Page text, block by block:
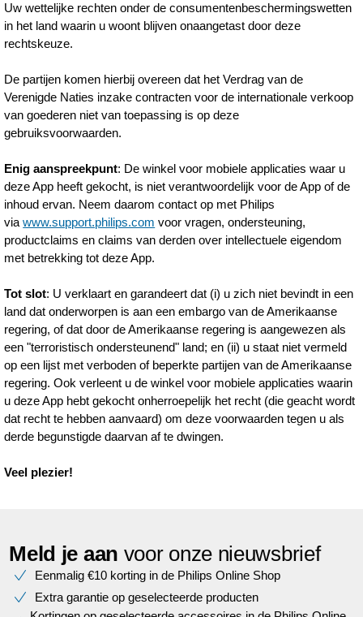
Uw wettelijke rechten onder de consumentenbeschermingswetten
in het land waarin u woont blijven onaangetast door deze
rechtskeuze.
De partijen komen hierbij overeen dat het Verdrag van de
Verenigde Naties inzake contracten voor de internationale verkoop
van goederen niet van toepassing is op deze
gebruiksvoorwaarden.
Enig aanspreekpunt: De winkel voor mobiele applicaties waar u
deze App heeft gekocht, is niet verantwoordelijk voor de App of de
inhoud ervan. Neem daarom contact op met Philips
viawww.support.philips.com voor vragen, ondersteuning,
productclaims en claims van derden over intellectuele eigendom
met betrekking tot deze App.
Tot slot: U verklaart en garandeert dat (i) u zich niet bevindt in een
land dat onderworpen is aan een embargo van de Amerikaanse
regering, of dat door de Amerikaanse regering is aangewezen als
een "terroristisch ondersteunend" land; en (ii) u staat niet vermeld
op een lijst met verboden of beperkte partijen van de Amerikaanse
regering. Ook verleent u de winkel voor mobiele applicaties waarin
u deze App hebt gekocht onherroepelijk het recht (die geacht wordt
dat recht te hebben aanvaard) om deze voorwaarden tegen u als
derde begunstigde daarvan af te dwingen.
Veel plezier!
Meld je aan voor onze nieuwsbrief
Eenmalig €10 korting in de Philips Online Shop
Extra garantie op geselecteerde producten